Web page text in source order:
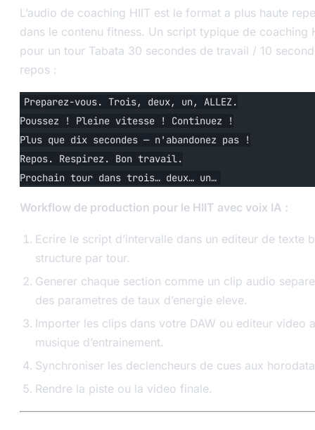
L’audio de coaching HIIT est le format a plus haute
dans le contenu fitness. Un script typique de coaching
pour un tour Tabata 30 secondes de travail / 10
repos :
Preparez-vous. Trois, deux, un, ALLEZ.
Poussez ! Pleine vitesse ! Continuez !
Plus que dix secondes — n'abandonez pas !
Repos. Respirez. Bon travail.
Prochain tour dans trois… deux… un…
Workflow de production pour le HIIT avec voix IA :
Ecrire le script d’intervalle dans un editeur de texte
structure par tour.
Generer chaque section comme un clip audio
des parametres de taux d’energie eleve.
Importer les clips dans votre DAW ou editeur video
musique d’entrainement.
Synchroniser les declencheurs de cues aux
Rendre la piste ou la video finale.